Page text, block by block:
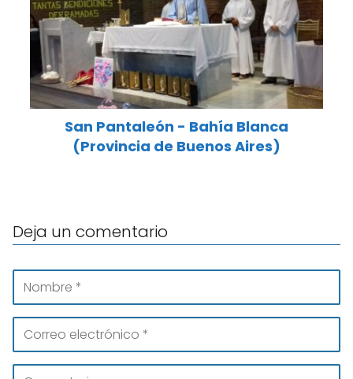
San Pantaleón - Bahía Blanca
(Provincia de Buenos Aires)
Deja un comentario